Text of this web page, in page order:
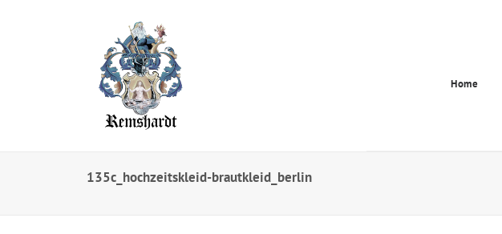
Home
135c_hochzeitskleid-brautkleid_berlin